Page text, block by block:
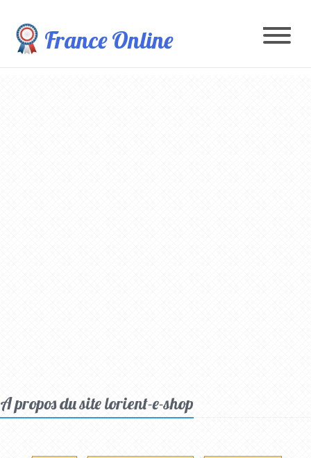
France Online
A propos du site lorient-e-shop